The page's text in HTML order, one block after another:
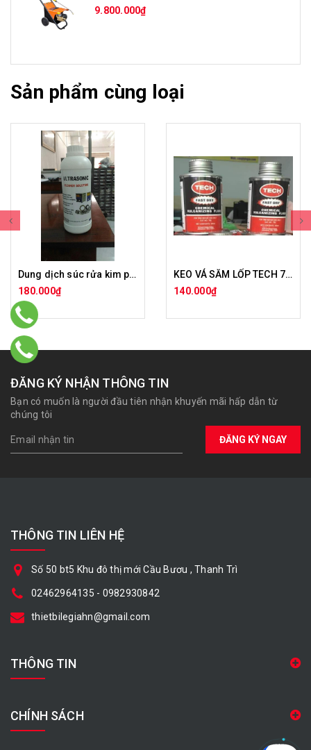
9.800.000₫
Sản phẩm cùng loại
Dung dịch súc rửa kim phun
180.000₫
KEO VÁ SĂM LỐP TECH 760
140.000₫
ĐĂNG KÝ NHẬN THÔNG TIN
Bạn có muốn là người đầu tiên nhận khuyến mãi hấp dẫn từ
chúng tôi
ĐĂNG KÝ NGAY
THÔNG TIN LIÊN HỆ
Số 50 bt5 Khu đô thị mới Cầu Bươu , Thanh Trì
02462964135 - 0982930842
thietbilegiahn@gmail.com
THÔNG TIN
CHÍNH SÁCH